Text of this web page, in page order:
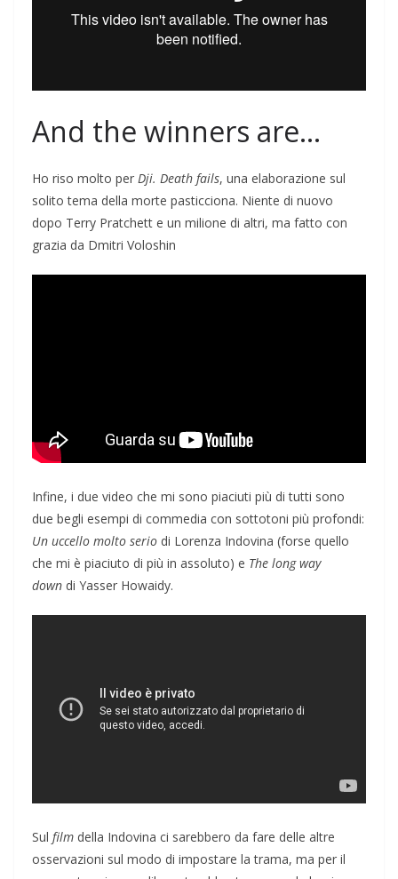
And the winners are…
Ho riso molto per Dji. Death fails, una elaborazione sul
solito tema della morte pasticciona. Niente di nuovo
dopo Terry Pratchett e un milione di altri, ma fatto con
grazia da Dmitri Voloshin
Infine, i due video che mi sono piaciuti più di tutti sono
due begli esempi di commedia con sottotoni più profondi:
Un uccello molto serio di Lorenza Indovina (forse quello
che mi è piaciuto di più in assoluto) e The long way
down di Yasser Howaidy.
Sul film della Indovina ci sarebbero da fare delle altre
osservazioni sul modo di impostare la trama, ma per il